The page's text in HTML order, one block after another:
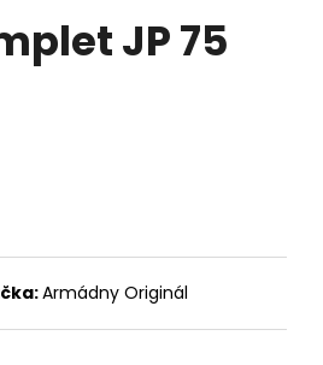
JP 75
Armádny Originál